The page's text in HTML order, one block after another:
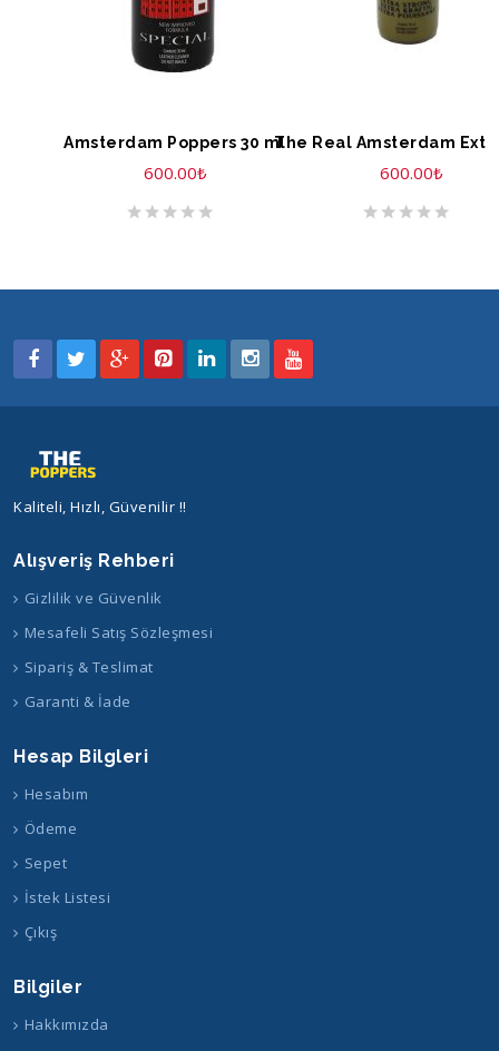
SEPETE EKLE
Amsterdam Poppers 30 ml
600.00₺
SEPETE EKLE
600.00₺
Kaliteli, Hızlı, Güvenilir !!
Alışveriş Rehberi
Gizlilik ve Güvenlik
Mesafeli Satış Sözleşmesi
Sipariş & Teslimat
Garanti & İade
Hesap Bilgleri
Hesabım
Ödeme
Sepet
İstek Listesi
Çıkış
Bilgiler
Hakkımızda